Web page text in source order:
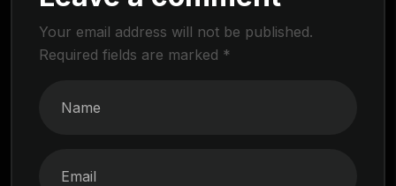
Your email address will not be published.
Required fields are marked *